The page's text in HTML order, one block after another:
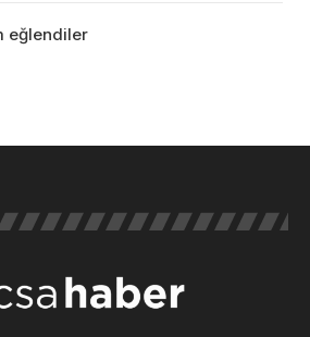
eğlendiler